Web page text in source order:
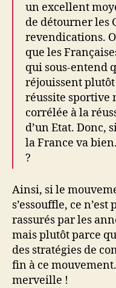
un excellent
de détourner les
revendications.
que les
qui sous-entend
réjouissent
réussite sportive
corrélée à la
d’un Etat. Donc,
la France va
?
Ainsi, si le
s’essouffle, ce
rassurés par les
mais plutôt parce
des stratégies de
fin à ce
merveille !